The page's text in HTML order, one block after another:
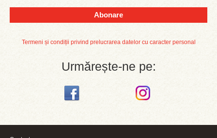
Abonare
Termeni și condiții privind prelucrarea datelor cu caracter personal
Urmărește-ne pe: